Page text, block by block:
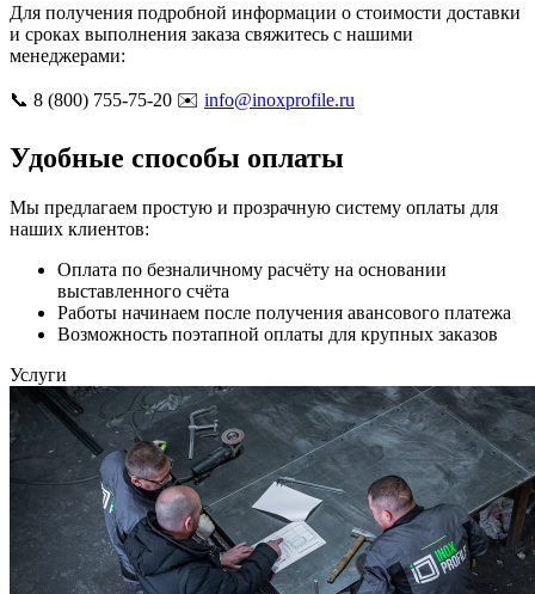
Для получения подробной информации о стоимости доставки
и сроках выполнения заказа свяжитесь с нашими
менеджерами:
📞 8 (800) 755-75-20 ✉️ info@inoxprofile.ru
Удобные способы оплаты
Мы предлагаем простую и прозрачную систему оплаты для
наших клиентов:
Оплата по безналичному расчёту на основании
выставленного счёта
Работы начинаем после получения авансового платежа
Возможность поэтапной оплаты для крупных заказов
Услуги